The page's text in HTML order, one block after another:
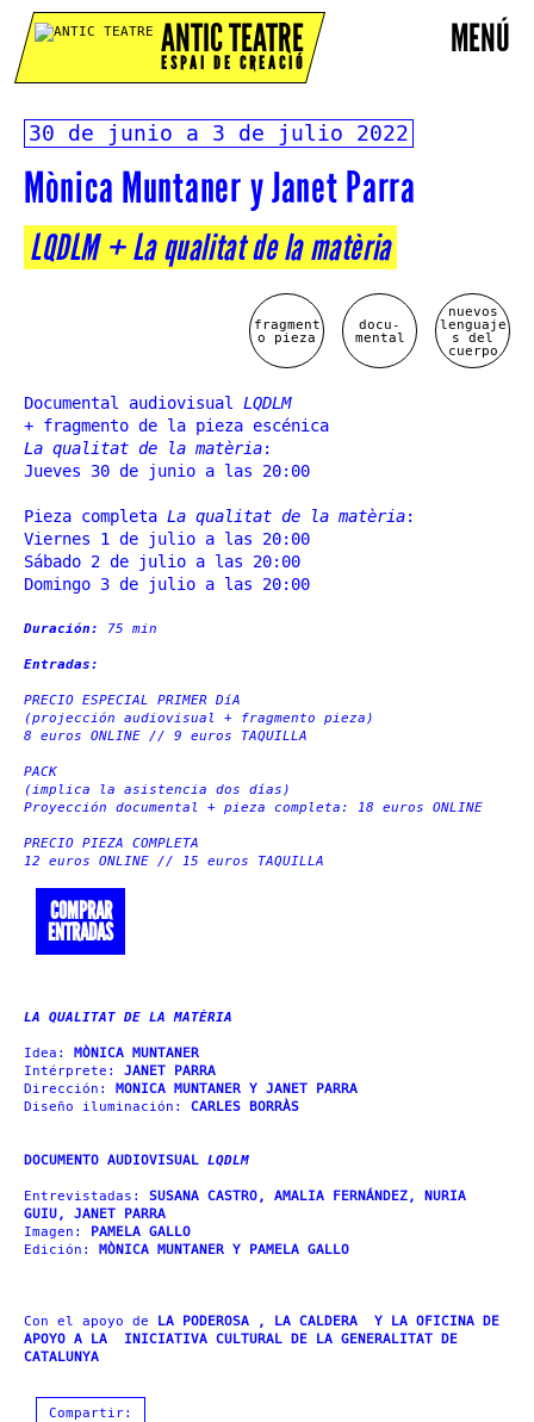
MENÚ
ANTIC TEATRE
ESPAI DE CREACIÓ
30 de junio a 3 de julio 2022
Mònica Muntaner y Janet Parra
LQDLM + La qualitat de la matèria
nuevos
lenguaje
s del
cuerpo
docu-
mental
fragment
o pieza
Documental audiovisual LQDLM
+ fragmento de la pieza escénica
La qualitat de la matèria:
Jueves 30 de junio a las 20:00
Pieza completa La qualitat de la matèria:
Viernes 1 de julio a las 20:00
Sábado 2 de julio a las 20:00
Domingo 3 de julio a las 20:00
Duración: 75 min
Entradas:
PRECIO ESPECIAL PRIMER DíA
(projección audiovisual + fragmento pieza)
8 euros ONLINE // 9 euros TAQUILLA
PACK
(implica la asistencia dos días)
Proyección documental + pieza completa: 18 euros ONLINE
PRECIO PIEZA COMPLETA
12 euros ONLINE // 15 euros TAQUILLA
COMPRAR
ENTRADAS
LA QUALITAT DE LA MATÈRIA
Idea: MÒNICA MUNTANER
Intérprete: JANET PARRA
Dirección: MONICA MUNTANER Y JANET PARRA
Diseño iluminación: CARLES BORRÀS
DOCUMENTO AUDIOVISUAL LQDLM
Entrevistadas: SUSANA CASTRO, AMALIA FERNÁNDEZ, NURIA
GUIU, JANET PARRA
Imagen: PAMELA GALLO
Edición: MÒNICA MUNTANER Y PAMELA GALLO
Con el apoyo de LA PODEROSA , LA CALDERA Y LA OFICINA DE
APOYO A LA INICIATIVA CULTURAL DE LA GENERALITAT DE
CATALUNYA
Compartir: